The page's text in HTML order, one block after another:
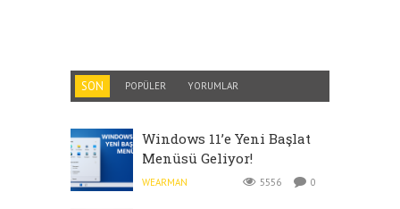
SON POPÜLER YORUMLAR
Windows 11’e Yeni Başlat
Menüsü Geliyor!
WEARMAN 5556 0